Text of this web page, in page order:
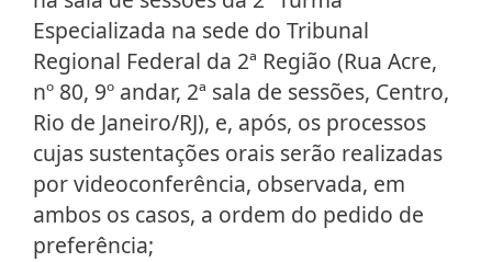
Especializada na sede do Tribunal
Regional Federal da 2ª Região (Rua Acre,
nº 80, 9º andar, 2ª sala de sessões, Centro,
Rio de Janeiro/RJ), e, após, os processos
cujas sustentações orais serão realizadas
por videoconferência, observada, em
ambos os casos, a ordem do pedido de
preferência;